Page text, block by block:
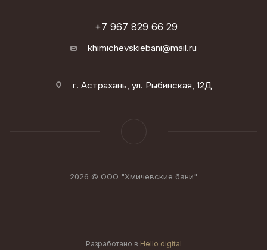
+7 967 829 66 29
khimichevskiebani@mail.ru
г. Астрахань, ул. Рыбинская, 12Д
2026 © ООО "Хмичевские бани"
Разработано в Hello digital